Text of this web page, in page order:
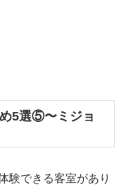
5選⑤〜ミジョ
験できる客室があり